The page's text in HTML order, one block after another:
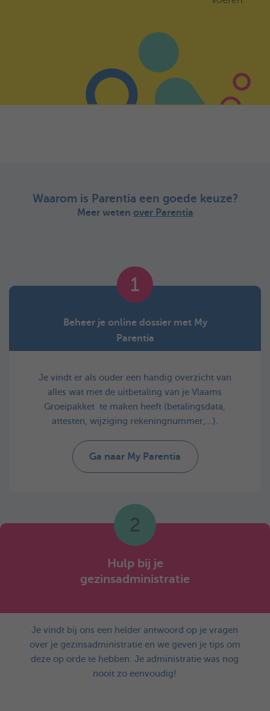
Waarom is Parentia een goede keuze?
Meer weten over Parentia
1
Beheer je online dossier met My
Parentia
Je vindt er als ouder een handig overzicht van
alles wat met de uitbetaling van je Vlaams
Groeipakket te maken heeft (betalingsdata,
attesten, wijziging rekeningnummer,…).
Ga naar My Parentia
2
Hulp bij je
gezinsadministratie
Je vindt bij ons een helder antwoord op je vragen
over je gezinsadministratie en we geven je tips om
deze op orde te hebben. Je administratie was nog
nooit zo eenvoudig!